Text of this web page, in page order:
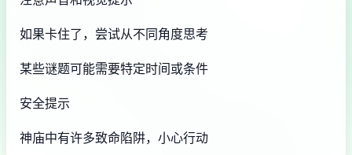
如果卡住了，尝试从不同角度思考
某些谜题可能需要特定时间或条件
安全提示
神庙中有许多致命陷阱，小心行动